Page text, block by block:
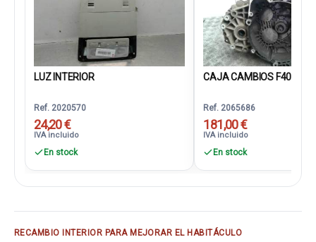
LUZ INTERIOR
Ref. 2020570
24,20 €
IVA incluido
En stock
CAJA CAMBIOS F40
Ref. 2065686
181,00 €
IVA incluido
En stock
RECAMBIO INTERIOR PARA MEJORAR EL HABITÁCULO